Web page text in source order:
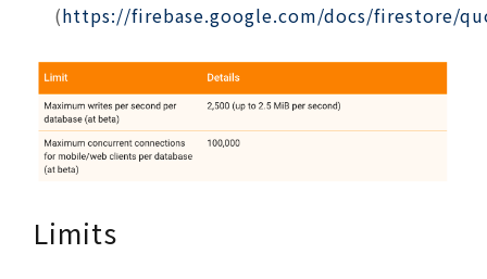
(https://firebase.google.com/docs/firestore/
Limits